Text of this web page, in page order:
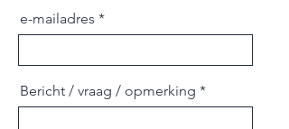
e-mailadres
Bericht / vraag / opmerking